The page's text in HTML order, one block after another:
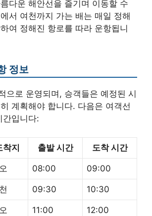
다운 해안선을 즐기며 이동할 수
서 여천까지 가는 배는 매일 정해
여 정해진 항로를 따라 운항됩니
정보
으로 운영되며, 승객들은 예정된 시
계획해야 합니다. 다음은 여객선
간입니다:
착지 출발 시간 도착 시간
08:00 09:00
09:30 10:30
11:00 12:00